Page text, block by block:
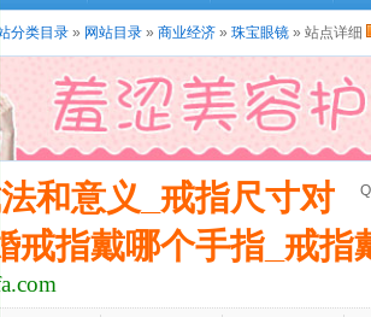
分类目录 » 网站目录 » 商业经济 » 珠宝眼镜 » 站点详细
和意义_戒指尺寸对
戒指戴哪个手指_戒指